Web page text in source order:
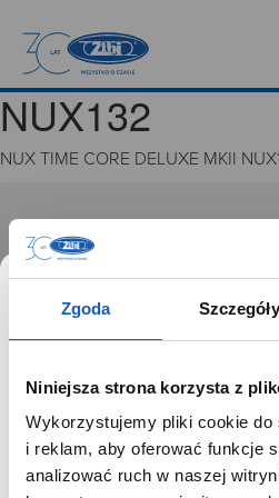
Zgoda Szczegóły
Niniejsza strona korzysta z
Wykorzystujemy pliki cookie do
i reklam, aby oferować funkcje
analizować ruch w naszej
NUX132
NUX TIME CORE DELUXE MKII
GRUPA ZIBI
Historia
Misja, wizja i wartości Grupy Zibi
Ważne daty
Zgoda na ciasteczka
PRODUKTY
Zegarki
SZANOWNY
SZANOWNA